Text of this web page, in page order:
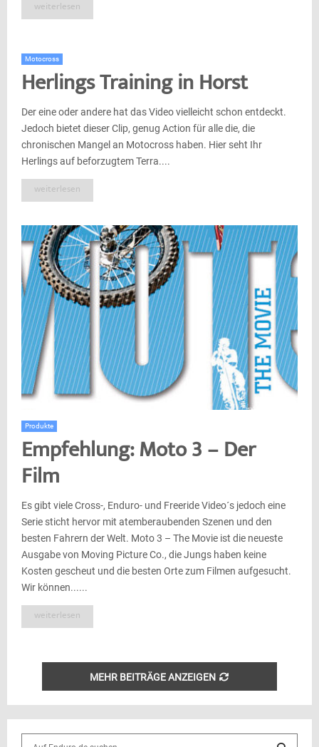
weiterlesen
Motocross
Herlings Training in Horst
Der eine oder andere hat das Video vielleicht schon entdeckt.
Jedoch bietet dieser Clip, genug Action für alle die, die
chronischen Mangel an Motocross haben. Hier seht Ihr
Herlings auf beforzugtem Terra....
weiterlesen
Produkte
Empfehlung: Moto 3 – Der
Film
Es gibt viele Cross-, Enduro- und Freeride Video´s jedoch eine
Serie sticht hervor mit atemberaubenden Szenen und den
besten Fahrern der Welt. Moto 3 – The Movie ist die neueste
Ausgabe von Moving Picture Co., die Jungs haben keine
Kosten gescheut und die besten Orte zum Filmen aufgesucht.
Wir können......
weiterlesen
MEHR BEITRÄGE ANZEIGEN